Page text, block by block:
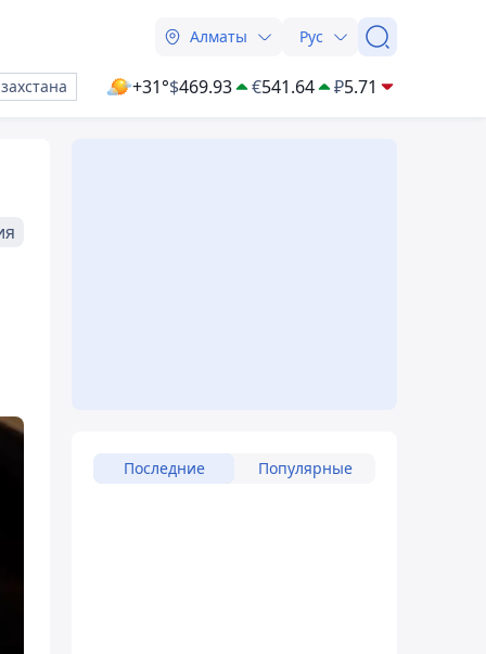
Алматы Рус
+31°$469.93 €541.64 ₽5.71
Последние Популярные